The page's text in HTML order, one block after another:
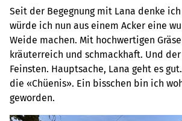
Seit der Begegnung mit Lana denke
würde ich nun aus einem Acker eine
Weide machen. Mit hochwertigen
kräuterreich und schmackhaft. Und der
Feinsten. Hauptsache, Lana geht es
die «Chüenis». Ein bisschen bin ich
geworden.